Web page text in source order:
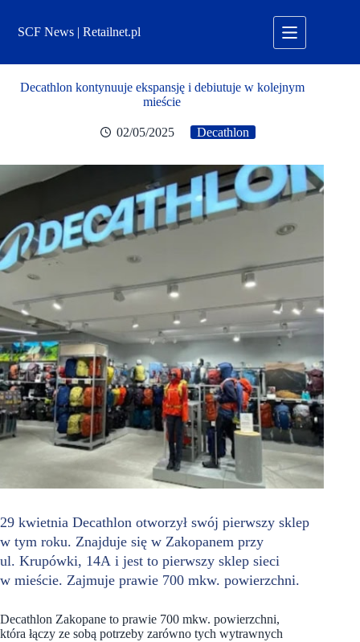
treściSCF News | Retailnet.pl
Decathlon kontynuuje ekspansję i debiutuje w kolejnym
mieście
02/05/2025 Decathlon
29 kwietnia Decathlon otworzył swój pierwszy sklep
w tym roku. Znajduje się w Zakopanem przy
ul. Krupówki, 14A i jest to pierwszy sklep sieci
w mieście. Zajmuje prawie 700 mkw. powierzchni.
Decathlon Zakopane to prawie 700 mkw. powierzchni,
która łączy ze sobą potrzeby zarówno tych wytrawnych